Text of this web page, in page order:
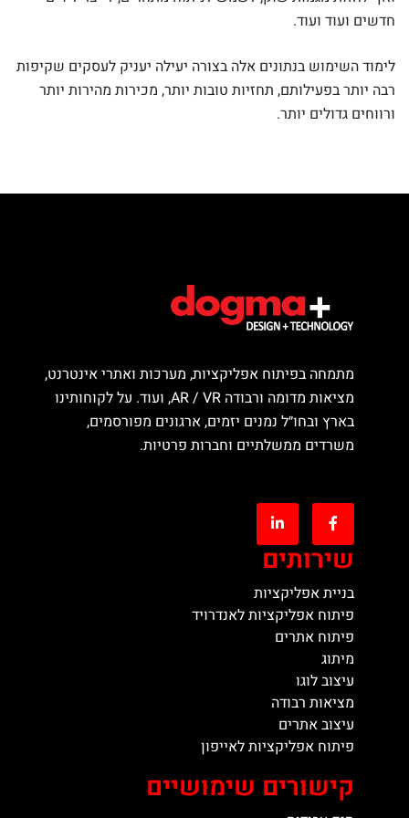
חדשים ועוד ועוד.
לימוד השימוש בנתונים אלה בצורה יעילה יעניק לעסקים שקיפות
רבה יותר בפעילותם, תחזיות טובות יותר, מכירות מהירות יותר
ורווחים גדולים יותר.
מתמחה בפיתוח אפליקציות, מערכות ואתרי אינטרנט,
מציאות מדומה ורבודה AR / VR, ועוד. על לקוחותינו
בארץ ובחו״ל נמנים יזמים, ארגונים מפורסמים,
משרדים ממשלתיים וחברות פרטיות.
שירותים
בניית אפליקציות
פיתוח אפליקציות לאנדרויד
פיתוח אתרים
מיתוג
עיצוב לוגו
מציאות רבודה
עיצוב אתרים
פיתוח אפליקציות לאייפון
קישורים שימושיים